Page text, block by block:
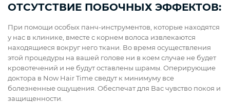
ОТСУТСТВИЕ ПОБОЧНЫХ ЭФФЕКТОВ:
При помощи особых панч-инструментов, которые находятся
у нас в клинике, вместе с корнем волоса извлекаются
находящиеся вокруг него ткани. Во время осуществления
этой процедуры на вашей голове ни в коем случае не будет
кровотечений и не будут оставлены шрамы. Оперирующие
доктора в Now Hair Time сведут к минимуму все
болезненные ощущения. Обеспечат для Вас чувство покоя и
защищенности.